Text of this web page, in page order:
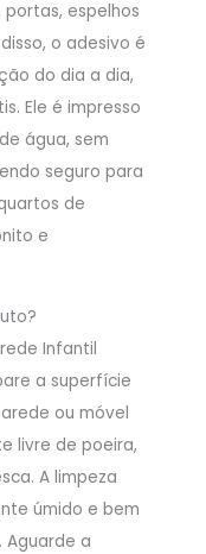
espelhos
o adesivo é
do dia a dia,
Ele é impresso
água, sem
seguro para
de
e
Infantil
a superfície
ou móvel
livre de poeira,
A limpeza
úmido e bem
Aguarde a